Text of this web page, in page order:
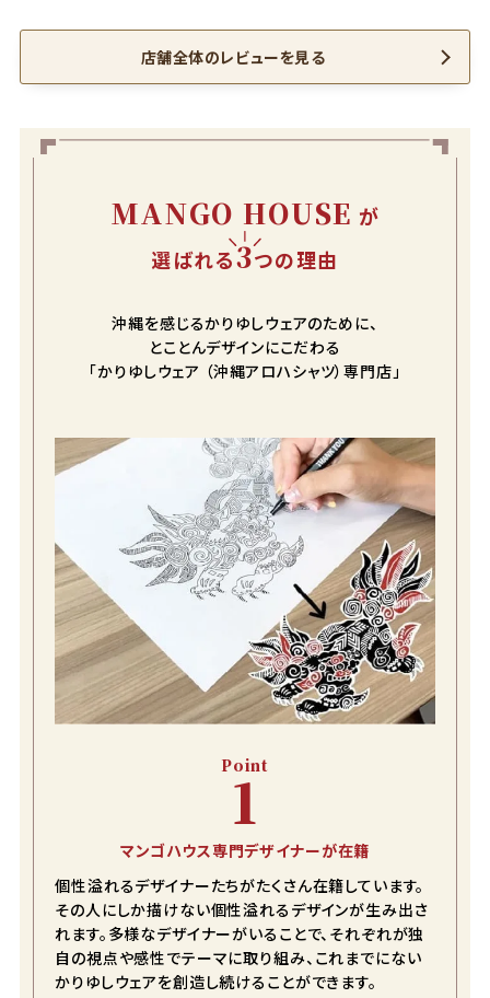
ラッカーホワイト
S カートに入れる
M
在庫数2 カートに入れる
1 カートに入れる
3L
在庫数2 カートに入れる
ラッカーブラック
S 店舗取り寄せ申請
L 店舗取り寄せ申請
LL
在庫切れ 店舗取り寄せ申請
3L 店舗取り寄せ申請
店舗全体のレビューを見る
MANGO HOUSE が
選ばれる3つの理由
沖縄を感じるかりゆしウェアのために、
とことんデザインにこだわる
「かりゆしウェア （沖縄アロハシャツ）専門店」
Point
1
マンゴハウス専門デザイナーが在籍
個性溢れるデザイナーたちがたくさん在籍しています。
その人にしか描けない個性溢れるデザインが生み出さ
れます。多様なデザイナーがいることで、それぞれが独
自の視点や感性でテーマに取り組み、これまでにない
かりゆしウェアを創造し続けることができます。